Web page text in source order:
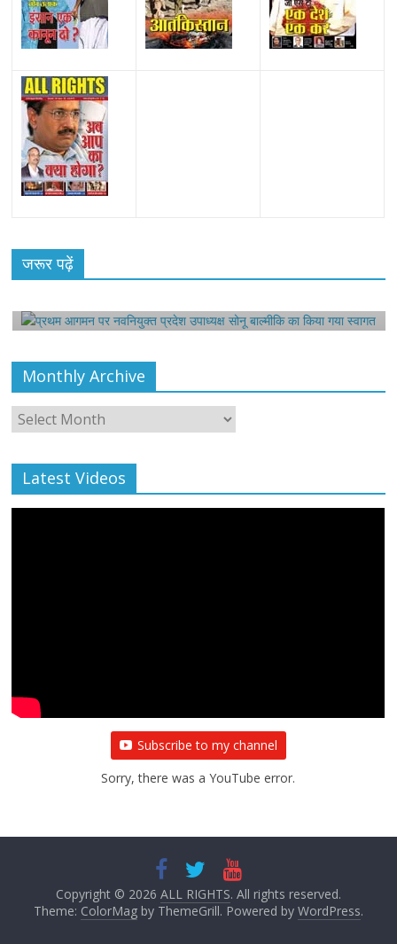
जरूर पढ़ें
प्रथम आगमन पर नवनियुक्त प्रदेश उपाध्यक्ष सोनू
बाल्मीकि का किया गया स्वागत
Monthly Archive
Monthly
Archive
Latest Videos
Subscribe to my channel
Sorry, there was a YouTube error.
Copyright © 2026 ALL RIGHTS. All rights reserved.
Theme: ColorMagby ThemeGrill. Powered by WordPress.